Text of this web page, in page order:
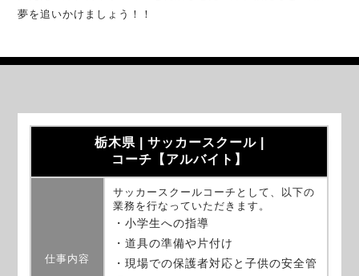
夢を追いかけましょう！！
栃木県 | サッカースクール |
コーチ【アルバイト】
仕事内容
サッカースクールコーチとして、以下の
業務を行なっていただきます。
・小学生への指導
・道具の準備や片付け
・現場での保護者対応と子供の安全管